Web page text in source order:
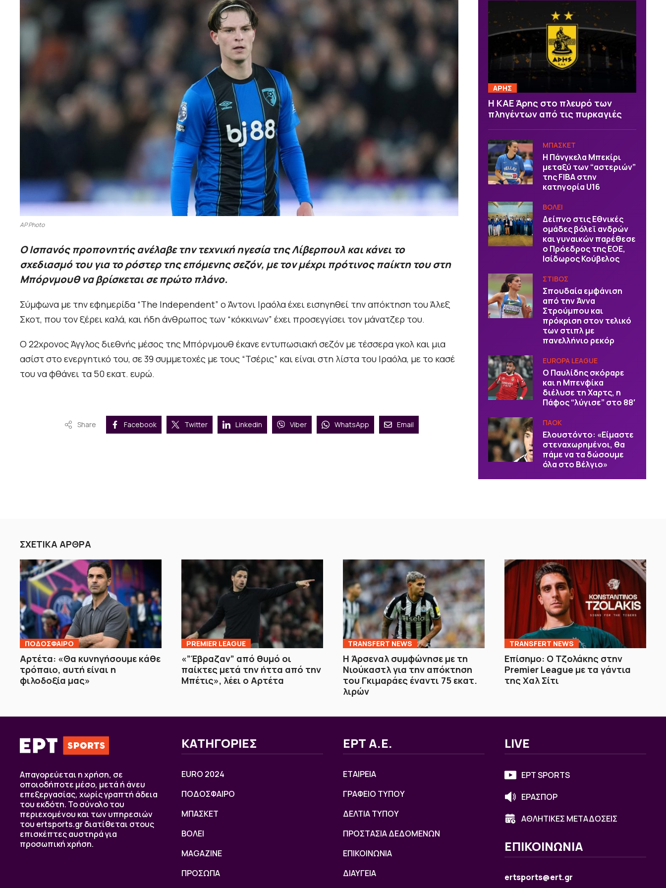
AP Photo
Ο Ισπανός προπονητής ανέλαβε την τεχνική ηγεσία της Λίβερπουλ και κάνει το
σχεδιασμό του για το ρόστερ της επόμενης σεζόν, με τον μέχρι πρότινος παίκτη του στη
Μπόρνμουθ να βρίσκεται σε πρώτο πλάνο.
Σύμφωνα με την εφημερίδα “The Independent” ο Άντονι Ιραόλα έχει εισηγηθεί την απόκτηση του Άλεξ
Σκοτ, που τον ξέρει καλά, και ήδη άνθρωπος των “κόκκινων” έχει προσεγγίσει τον μάνατζερ του.
Ο 22χρονος Άγγλος διεθνής μέσος της Μπόρνμουθ έκανε εντυπωσιακή σεζόν με τέσσερα γκολ και μια
ασίστ στο ενεργητικό του, σε 39 συμμετοχές με τους “Τσέρις” και είναι στη λίστα του Ιραόλα, με το κασέ
του να φθάνει τα 50 εκατ. ευρώ.
Share Facebook Twitter Linkedin Viber WhatsApp Email
ΑΡΗΣ
Η ΚΑΕ Άρης στο πλευρό των
πληγέντων από τις πυρκαγιές
ΜΠΑΣΚΕΤ
H Πάνγκελα Μπεκίρι
μεταξύ των “αστεριών”
της FIBA στην
κατηγορία U16
ΒOΛΕΙ
Δείπνο στις Εθνικές
ομάδες βόλεϊ ανδρών
και γυναικών παρέθεσε
ο Πρόεδρος της ΕΟΕ,
Ισίδωρος Κούβελος
ΣΤΙΒΟΣ
Σπουδαία εμφάνιση
από την Άννα
Στρούμπου και
πρόκριση στον τελικό
των στιπλ με
πανελλήνιο ρεκόρ
EUROPA LEAGUE
Ο Παυλίδης σκόραρε
και η Μπενφίκα
διέλυσε τη Χαρτς, η
Πάφος “λύγισε” στο 88′
ΠΑΟΚ
Ελουστόντο: «Είμαστε
στεναχωρημένοι, θα
πάμε να τα δώσουμε
όλα στο Βέλγιο»
ΣΧΕΤΙΚΑ ΑΡΘΡΑ
ΠΟΔΟΣΦΑΙΡΟ
Αρτέτα: «Θα κυνηγήσουμε κάθε
τρόπαιο, αυτή είναι η
φιλοδοξία μας»
PREMIER LEAGUE
«”Έβραζαν” από θυμό οι
παίκτες μετά την ήττα από την
Μπέτις», λέει ο Αρτέτα
TRANSFERT NEWS
Η Άρσεναλ συμφώνησε με τη
Νιούκαστλ για την απόκτηση
του Γκιμαράες έναντι 75 εκατ.
λιρών
TRANSFERT NEWS
Επίσημο: Ο Τζολάκης στην
Premier League με τα γάντια
της Χαλ Σίτι
Απαγορεύεται η χρήση, σε
οποιοδήποτε μέσο, μετά ή άνευ
επεξεργασίας, χωρίς γραπτή άδεια
του εκδότη. Το σύνολο του
περιεχομένου και των υπηρεσιών
του ertsports.gr διατίθεται στους
επισκέπτες αυστηρά για
προσωπική χρήση.
ΚΑΤΗΓΟΡΙΕΣ
EURO 2024
ΠΟΔΟΣΦΑΙΡΟ
ΜΠΑΣΚΕΤ
ΒOΛΕΙ
MAGAZINE
ΠΡΟΣΩΠΑ
ΕΡΤ Α.Ε.
ΕΤΑΙΡΕΙΑ
ΓΡΑΦΕΙΟ ΤΥΠΟΥ
ΔΕΛΤΙΑ ΤΥΠΟΥ
ΠΡΟΣΤΑΣΙΑ ΔΕΔΟΜΕΝΩΝ
ΕΠΙΚΟΙΝΩΝΙΑ
ΔΙΑΥΓΕΙΑ
LIVE
ΕΡΤ SPORTS
ΕΡΑΣΠΟΡ
ΑΘΛΗΤΙΚΕΣ ΜΕΤΑΔΟΣΕΙΣ
ΕΠΙΚΟΙΝΩΝΙΑ
ertsports@ert.gr